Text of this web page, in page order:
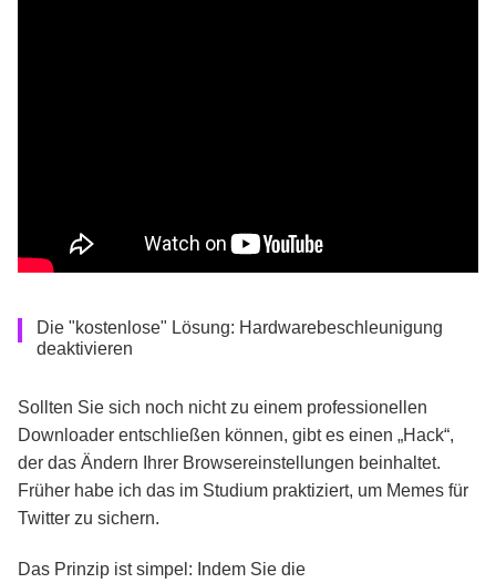
Die "kostenlose" Lösung: Hardwarebeschleunigung
deaktivieren
Sollten Sie sich noch nicht zu einem professionellen
Downloader entschließen können, gibt es einen „Hack“,
der das Ändern Ihrer Browsereinstellungen beinhaltet.
Früher habe ich das im Studium praktiziert, um Memes für
Twitter zu sichern.
Das Prinzip ist simpel: Indem Sie die